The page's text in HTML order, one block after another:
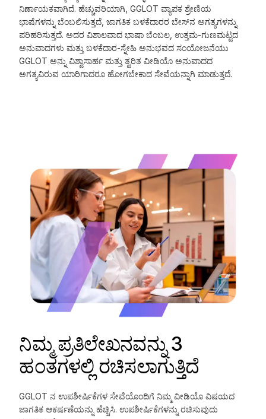
ನಿರ್ಣಾಯಕವಾಗಿದೆ. ಹೆಚ್ಚುವರಿಯಾಗಿ, GGLOT ವ್ಯಾಪಕ ಶ್ರೇಣಿಯ
ಭಾಷೆಗಳನ್ನು ಬೆಂಬಲಿಸುತ್ತದೆ, ಜಾಗತಿಕ ಬಳಕೆದಾರರ ಬೇಸ್‌ನ ಅಗತ್ಯಗಳನ್ನು
ಪರಿಹರಿಸುತ್ತದೆ. ಅದರ ವಿಶಾಲವಾದ ಭಾಷಾ ಬೆಂಬಲ, ಉತ್ತಮ-ಗುಣಮಟ್ಟದ
ಅನುವಾದಗಳು ಮತ್ತು ಬಳಕೆದಾರ-ಸ್ನೇಹಿ ಅನುಭವದ ಸಂಯೋಜನೆಯು
GGLOT ಅನ್ನು ವಿಶ್ವಾಸಾರ್ಹ ಮತ್ತು ತ್ವರಿತ ವೀಡಿಯೊ ಅನುವಾದದ
ಅಗತ್ಯವಿರುವ ಯಾರಿಗಾದರೂ ಹೋಗಬೇಕಾದ ಸೇವೆಯನ್ನಾಗಿ ಮಾಡುತ್ತದೆ.
ನಿಮ್ಮ ಪ್ರತಿಲೇಖನವನ್ನು 3
ಹಂತಗಳಲ್ಲಿ ರಚಿಸಲಾಗುತ್ತಿದೆ
GGLOT ನ ಉಪಶೀರ್ಷಿಕೆಗಳ ಸೇವೆಯೊಂದಿಗೆ ನಿಮ್ಮ ವೀಡಿಯೊ ವಿಷಯದ
ಜಾಗತಿಕ ಆಕರ್ಷಣೆಯನ್ನು ಹೆಚ್ಚಿಸಿ. ಉಪಶೀರ್ಷಿಕೆಗಳನ್ನು ರಚಿಸುವುದು